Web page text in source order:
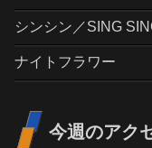
シンシン／SING
ナイトフラワー
今週のアク